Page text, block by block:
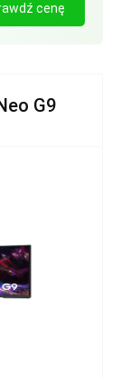
cenę
G9